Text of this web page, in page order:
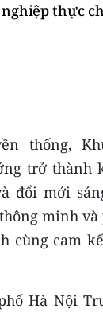
thực
thống,
trở
đổi mới
minh
cùng cam
Hà Nội